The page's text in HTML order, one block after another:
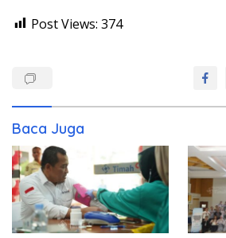
Post Views: 374
Baca Juga